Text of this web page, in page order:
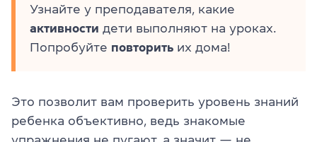
Узнайте у преподавателя, какие
активности дети выполняют на уроках.
Попробуйте повторить их дома!
Это позволит вам проверить уровень знаний
ребенка объективно, ведь знакомые